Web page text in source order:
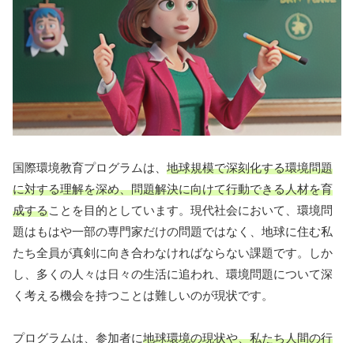
国際環境教育プログラムは、 地球規模で深刻化する環境問題
に対する理解を深め、問題解決に向けて行動できる人材を育
成することを目的としています。現代社会において、環境問
題はもはや一部の専門家だけの問題ではなく、地球に住む私
たち全員が真剣に向き合わなければならない課題です。しか
し、多くの人々は日々の生活に追われ、環境問題について深
く考える機会を持つことは難しいのが現状です。
プログラムは、参加者に地球環境の現状や、私たち人間の行